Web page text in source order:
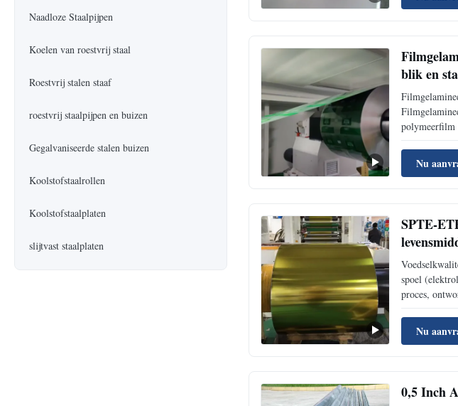
Naadloze Staalpijpen
Koelen van roestvrij staal
Roestvrij stalen staaf
roestvrij staalpijpen en buizen
Gegalvaniseerde stalen buizen
Koolstofstaalrollen
Koolstofstaalplaten
slijtvast staalplaten
blik en
polymeerfilm
Nu
SPTE-
spoel
proces,
Nu
0,5 Inch